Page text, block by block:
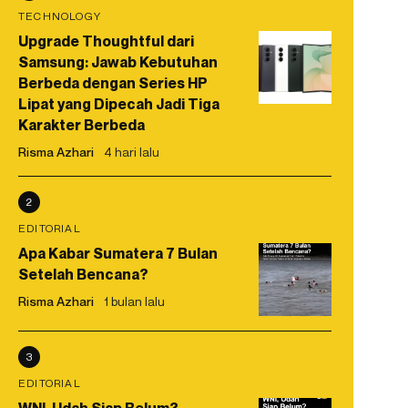
TECHNOLOGY
Upgrade Thoughtful dari
Samsung: Jawab Kebutuhan
Berbeda dengan Series HP
Lipat yang Dipecah Jadi Tiga
Karakter Berbeda
Risma Azhari 4 hari lalu
2
EDITORIAL
Apa Kabar Sumatera 7 Bulan
Setelah Bencana?
Risma Azhari 1 bulan lalu
3
EDITORIAL